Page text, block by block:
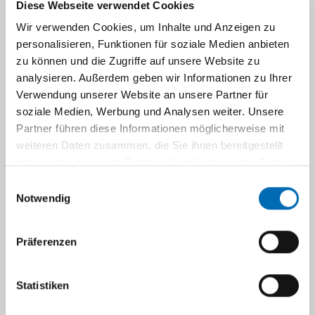
Diese Webseite verwendet Cookies
Wir verwenden Cookies, um Inhalte und Anzeigen zu
personalisieren, Funktionen für soziale Medien anbieten
zu können und die Zugriffe auf unsere Website zu
analysieren. Außerdem geben wir Informationen zu Ihrer
Verwendung unserer Website an unsere Partner für
soziale Medien, Werbung und Analysen weiter. Unsere
Partner führen diese Informationen möglicherweise mit
weiteren Daten zusammen, die Sie ihnen bereitgestellt
Notwendig
Präferenzen
Statistiken
10.19191/EP23.3.041.
Boogaard H, Andersen ZJ, Brunekreef B,
Forastiere F, [...] andHoffmann B.
Clean air in Europe for all. Environmental
Epidemiology. 2023;7(2):e245. doi:
10.1097/EE9.0000000000000245.
Boogaard H, Atkinson RW, Brook JR, Chang
HH, [...],Hoffmann B, et al.
Evidence Synthesis of Observational Studies in
Environmental Health: Lessons Learned from a
Pollution. Environmental Health Perspectives
Boogaard H, Samoli E, Patton AP, Atkinson